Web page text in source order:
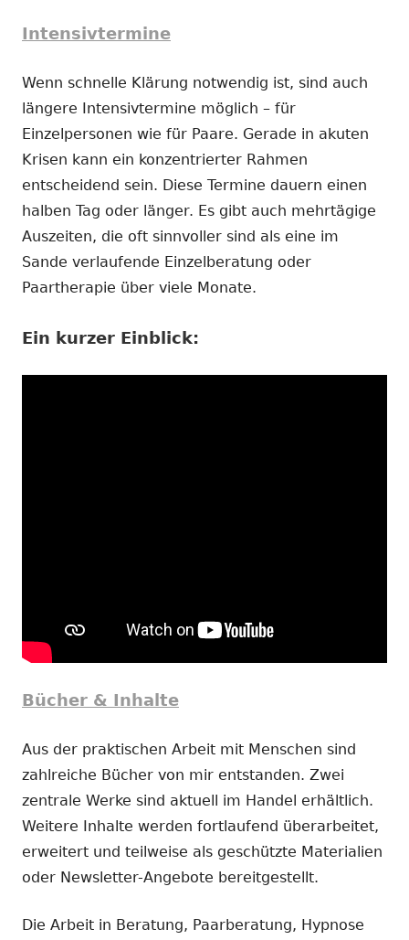
Intensivtermine
Wenn schnelle Klärung notwendig ist, sind auch
längere Intensivtermine möglich – für
Einzelpersonen wie für Paare. Gerade in akuten
Krisen kann ein konzentrierter Rahmen
entscheidend sein. Diese Termine dauern einen
halben Tag oder länger. Es gibt auch mehrtägige
Auszeiten, die oft sinnvoller sind als eine im
Sande verlaufende Einzelberatung oder
Paartherapie über viele Monate.
Ein kurzer Einblick:
Bücher & Inhalte
Aus der praktischen Arbeit mit Menschen sind
zahlreiche Bücher von mir entstanden. Zwei
zentrale Werke sind aktuell im Handel erhältlich.
Weitere Inhalte werden fortlaufend überarbeitet,
erweitert und teilweise als geschützte Materialien
oder Newsletter-Angebote bereitgestellt.
Die Arbeit in Beratung, Paarberatung, Hypnose